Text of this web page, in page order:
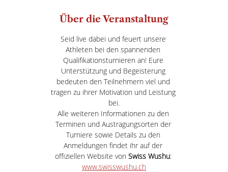
Über die Veranstaltung
Seid live dabei und feuert unsere
Athleten bei den spannenden
Qualifikationsturnieren an! Eure
Unterstützung und Begeisterung
bedeuten den Teilnehmern viel und
tragen zu ihrer Motivation und Leistung
bei.
Alle weiteren Informationen zu den
Terminen und Austragungsorten der
Turniere sowie Details zu den
Anmeldungen findet ihr auf der
offiziellen Website von Swiss Wushu:
www.swisswushu.ch